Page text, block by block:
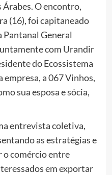
O encontro,
(16), foi capitaneado
General
com Urandir
do Ecossistema
empresa, a 067 Vinhos,
sua esposa e sócia,
entrevista coletiva,
as estratégias e
comércio entre
em exportar